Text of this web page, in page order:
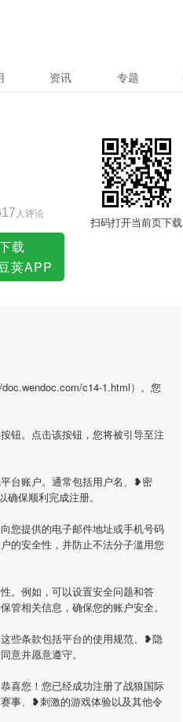
资讯 专题
人评论
载
荚APP
扫码打开当前页下载
c14-1.html）。您
钮。点击该按钮，您将被引导至注
台账户。通常包括用户名、❥密
保顺利完成注册。
您提供的电子邮件地址或手机号码
的安全性，并防止不法分子滥用您
。例如，可以设置安全问题和答
管相关信息，确保您的账户安全。
些条款包括平台的使用规范、❥隐
意并愿意遵守。
喜您！您已经成功注册了战狼国际
事、❥刺激的游戏体验以及其他令